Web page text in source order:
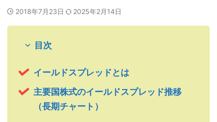
2018年7月23日 2025年2月14日
目次
イールドスプレッドとは
主要国株式のイールドスプレッド推移
（長期チャート）